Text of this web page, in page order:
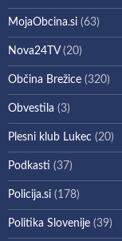
MojaObcina.si (63)
Nova24TV(20)
Občina Brežice (320)
Obvestila (3)
Plesni klub Lukec (20)
Podkasti (37)
Policija.si (178)
Politika Slovenije (39)